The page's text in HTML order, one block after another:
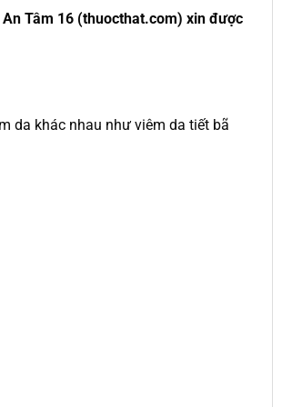
Tâm 16 (thuocthat.com) xin được
da khác nhau như viêm da tiết bã